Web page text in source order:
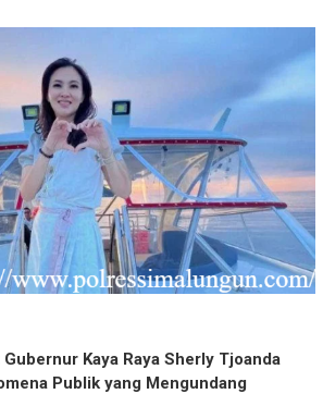
Kaya Raya Sherly Tjoanda
Publik yang Mengundang